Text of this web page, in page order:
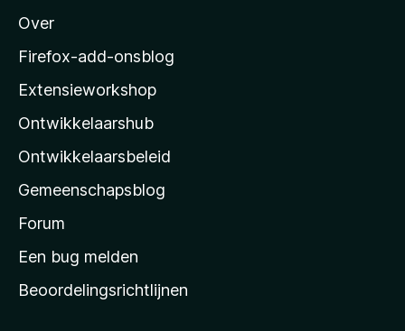
o
z
l
l
a
s
s
t
r
Over
Firefox-add-onsblog
Extensieworkshop
Ontwikkelaarshub
Ontwikkelaarsbeleid
Gemeenschapsblog
Forum
Een bug melden
Beoordelingsrichtlijnen